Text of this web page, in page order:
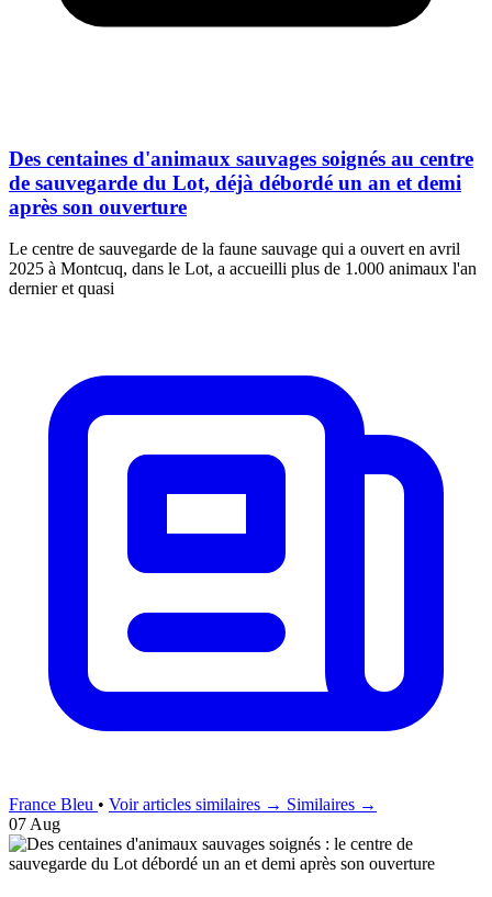
Des centaines d'animaux sauvages soignés au centre
de sauvegarde du Lot, déjà débordé un an et demi
après son ouverture
Le centre de sauvegarde de la faune sauvage qui a ouvert en avril
2025 à Montcuq, dans le Lot, a accueilli plus de 1.000 animaux l'an
dernier et quasi
France Bleu • Voir articles similaires → Similaires →
07 Aug